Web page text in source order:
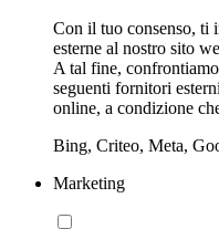
Con il tuo consenso, ti
esterne al nostro sito
A tal fine,
seguenti fornitori
online, a condizione
Bing, Criteo, Meta,
Marketing